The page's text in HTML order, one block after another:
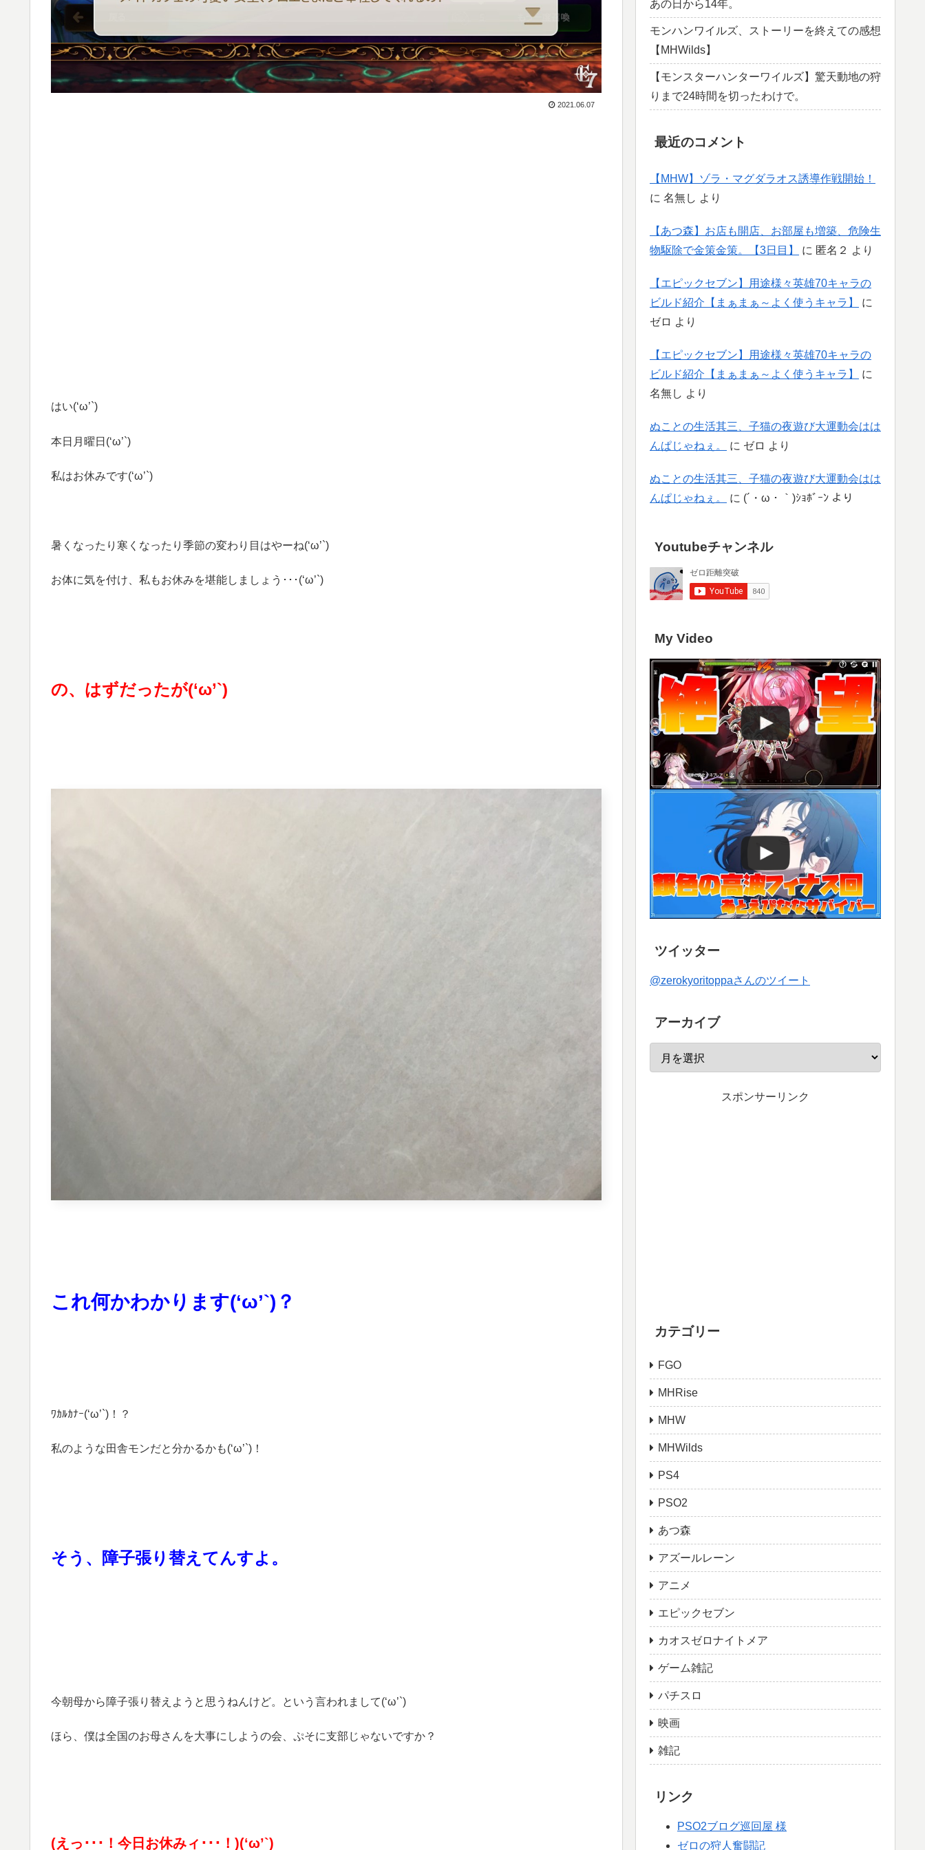
2021.06.07
はい(‘ω’`)
本日月曜日(‘ω’`)
私はお休みです(‘ω’`)
暑くなったり寒くなったり季節の変わり目はやーね(‘ω’`)
お体に気を付け、私もお休みを堪能しましょう･･･(‘ω’`)
の、はずだったが(‘ω’`)
これ何かわかります(‘ω’`)？
ﾜｶﾙｶﾅｰ(‘ω’`)！？
私のような田舎モンだと分かるかも(‘ω’`)！
そう、障子張り替えてんすよ。
今朝母から障子張り替えようと思うねんけど。という言われまして(‘ω’`)
ほら、僕は全国のお母さんを大事にしようの会、ぷそに支部じゃないですか？
(えっ･･･！今日お休みィ･･･！)(‘ω’`)
あの日から14年。
モンハンワイルズ、ストーリーを終えての感想
【MHWilds】
【モンスターハンターワイルズ】驚天動地の狩
りまで24時間を切ったわけで。
最近のコメント
【MHW】ゾラ・マグダラオス誘導作戦開始！
に 名無し より
【あつ森】お店も開店、お部屋も増築、危険生
物駆除で金策金策。【3日目】
に 匿名２ より
【エピックセブン】用途様々英雄70キャラの
ビルド紹介【まぁまぁ～よく使うキャラ】
に
ゼロ より
【エピックセブン】用途様々英雄70キャラの
ビルド紹介【まぁまぁ～よく使うキャラ】
に
名無し より
ぬことの生活其三、子猫の夜遊び大運動会はは
んぱじゃねぇ。
に ゼロ より
ぬことの生活其三、子猫の夜遊び大運動会はは
んぱじゃねぇ。
に (´・ω・｀)ｼｮﾎﾞｰﾝ より
Youtubeチャンネル
My Video
ツイッター
@zerokyoritoppaさんのツイート
アーカイブ
スポンサーリンク
カテゴリー
FGO
MHRise
MHW
MHWilds
PS4
PSO2
あつ森
アズールレーン
アニメ
エピックセブン
カオスゼロナイトメア
ゲーム雑記
パチスロ
映画
雑記
リンク
PSO2ブログ巡回屋 様
ゼロの狩人奮闘記